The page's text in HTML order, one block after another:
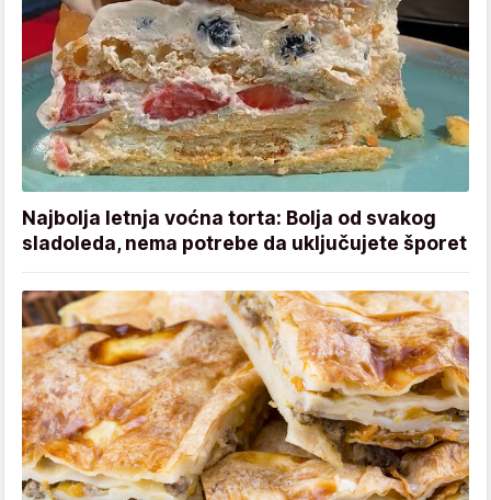
Najbolja letnja voćna torta: Bolja od svakog
sladoleda, nema potrebe da uključujete šporet